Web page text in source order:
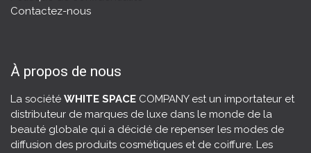
Contactez-nous
À propos de nous
La société WHITE SPACE COMPANY est un importateur et
distributeur de marques de luxe dans le monde de la
beauté globale qui a décidé de repenser les modes de
diffusion des produits cosmétiques et de coiffure. Les